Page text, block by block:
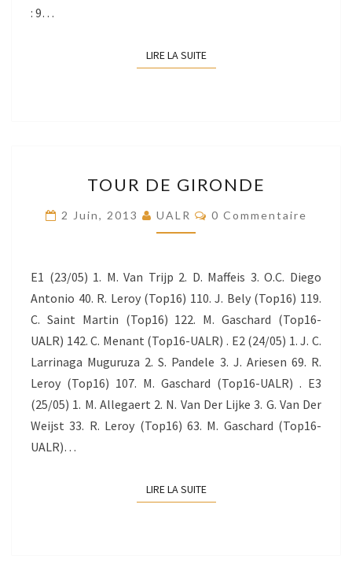
: 9…
LIRE LA SUITELIRE LA SUITE
DE
GIRONDE
TOUR DE GIRONDE
2 Juin, 2013 UALR Commentaires
0 Commentaire
E1 (23/05) 1. M. Van Trijp 2. D. Maffeis 3. O.C. Diego
Antonio 40. R. Leroy (Top16) 110. J. Bely (Top16) 119.
C. Saint Martin (Top16) 122. M. Gaschard (Top16-
UALR) 142. C. Menant (Top16-UALR) . E2 (24/05) 1. J. C.
Larrinaga Muguruza 2. S. Pandele 3. J. Ariesen 69. R.
Leroy (Top16) 107. M. Gaschard (Top16-UALR) . E3
(25/05) 1. M. Allegaert 2. N. Van Der Lijke 3. G. Van Der
Weijst 33. R. Leroy (Top16) 63. M. Gaschard (Top16-
UALR)…
LIRE LA SUITELIRE LA SUITE